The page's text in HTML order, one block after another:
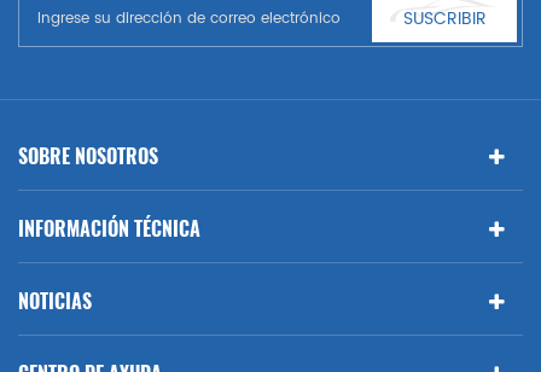
Benz, BMW
SUSCRIBIR
SOBRE NOSOTROS
INFORMACIÓN TÉCNICA
NOTICIAS